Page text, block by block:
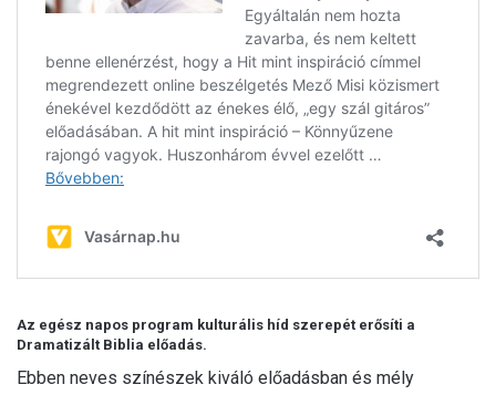
Az egész napos program kulturális híd szerepét erősíti a
Dramatizált Biblia előadás.
Ebben neves színészek kiváló előadásban és mély